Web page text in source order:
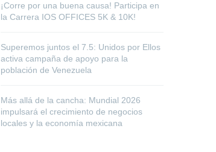
¡Corre por una buena causa! Participa en
la Carrera IOS OFFICES 5K & 10K!
Superemos juntos el 7.5: Unidos por Ellos
activa campaña de apoyo para la
población de Venezuela
Más allá de la cancha: Mundial 2026
impulsará el crecimiento de negocios
locales y la economía mexicana